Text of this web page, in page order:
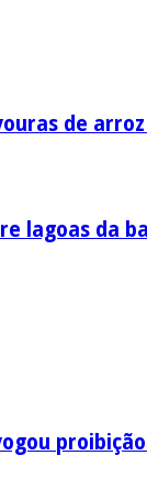
de
lagoas da